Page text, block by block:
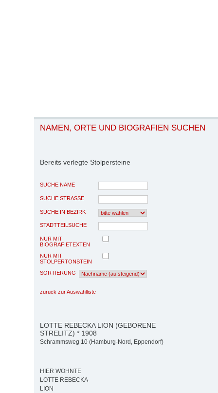
NAMEN, ORTE UND BIOGRAFIEN SUCHEN
Bereits verlegte Stolpersteine
SUCHE NAME
SUCHE STRASSE
SUCHE IN BEZIRK
STADTTEILSUCHE
NUR MIT
BIOGRAFIETEXTEN
NUR MIT
STOLPERTONSTEIN
SORTIERUNG
zurück zur Auswahlliste
LOTTE REBECKA LION (GEBORENE
STRELITZ) * 1908
Schrammsweg 10 (Hamburg-Nord, Eppendorf)
HIER WOHNTE
LOTTE REBECKA
LION